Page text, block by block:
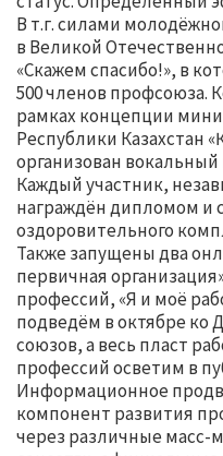
В т.г. силами
в Великой
«Скажем спасибо!», в
500 членов профсоюза.
рамках концепции
Республики Казахстан
организован
Каждый участник,
награждён дипломом и
оздоровительного
Также запущены два
первичная
профессий, «Я и моё
подведём в октябре
союзов, а весь пласт
профессий осветим в
Информационное
компонент развития
через различные масс-